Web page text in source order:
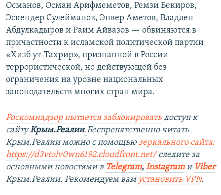
Османов, Осман Арифмеметов, Ремзи Бекиров,
Эскендер Сулейманов, Энвер Аметов, Владлен
Абдулкадыров и Раим Айвазов — обвиняются в
причастности к исламской политической партии
«Хизб ут-Тахрир», признанной в России
террористической, но действующей без
ограничения на уровне национальных
законодательств многих стран мира.
Роскомнадзор пытается заблокировать доступ к
сайтуКрым.Реалии.Беспрепятственно читать
Крым.Реалии можно с помощью зеркального сайта:
https://d3vtolv0wn6192.cloudfront.net/следите за
основными новостями в Telegram, Instagramи Viber
Крым.Реалии. Рекомендуем вам установить VPN.